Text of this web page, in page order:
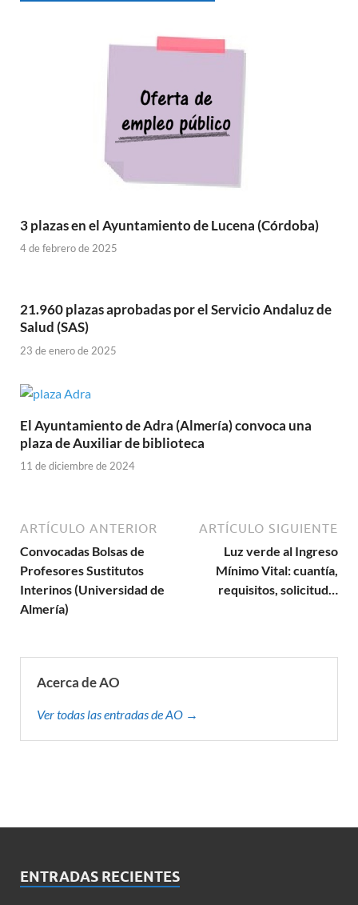
3 plazas en el Ayuntamiento de Lucena (Córdoba)
4 de febrero de 2025
21.960 plazas aprobadas por el Servicio Andaluz de
Salud (SAS)
23 de enero de 2025
El Ayuntamiento de Adra (Almería) convoca una
plaza de Auxiliar de biblioteca
11 de diciembre de 2024
ARTÍCULO ANTERIOR
Convocadas Bolsas de
Profesores Sustitutos
Interinos (Universidad de
Almería)
ARTÍCULO SIGUIENTE
Luz verde al Ingreso
Mínimo Vital: cuantía,
requisitos, solicitud…
Acerca de AO
Ver todas las entradas de AO →
ENTRADAS RECIENTES